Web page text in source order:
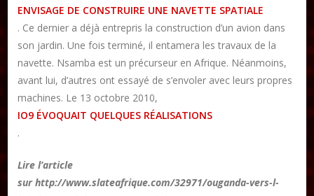
Les ateliers d’écriture littéraire
Formation en Édition Numérique
ENVISAGE DE CONSTRUIRE UNE NAVETTE SPATIALE
. Ce dernier a déjà entrepris la construction d’un avion dans
son jardin. Une fois terminé, il entamera les travaux de la
navette. Nsamba est un précurseur en Afrique. Néanmoins,
avant lui, d’autres ont essayé de s’envoler avec leurs propres
machines. Le 13 octobre 2010,
IO9 ÉVOQUAIT QUELQUES RÉALISATIONS
.
Lire l’article
sur http://www.slateafrique.com/32971/ouganda-vers-l-